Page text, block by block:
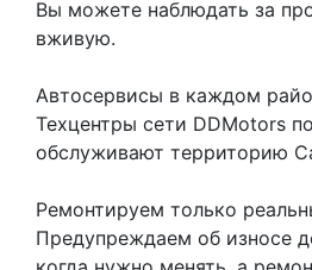
Вы можете наблюдать за
вживую.
Автосервисы в каждом
Техцентры сети DDMotors
обслуживают территорию
Ремонтируем только
Предупреждаем об износе